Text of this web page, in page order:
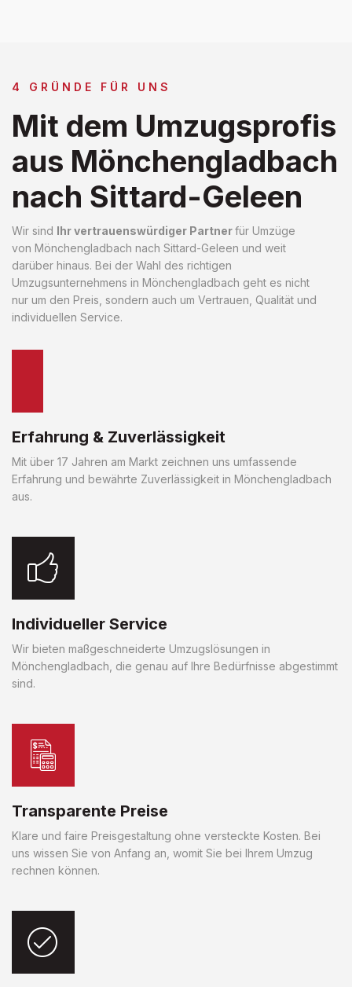
4 GRÜNDE FÜR UNS
Mit dem Umzugsprofis
aus Mönchengladbach
nach Sittard-Geleen
Wir sind Ihr vertrauenswürdiger Partnerfür Umzüge
von Mönchengladbach nach Sittard-Geleen und weit
darüber hinaus. Bei der Wahl des richtigen
Umzugsunternehmens in Mönchengladbach geht es nicht
nur um den Preis, sondern auch um Vertrauen, Qualität und
individuellen Service.
Erfahrung & Zuverlässigkeit
Mit über 17 Jahren am Markt zeichnen uns umfassende
Erfahrung und bewährte Zuverlässigkeit in Mönchengladbach
aus.
Individueller Service
Wir bieten maßgeschneiderte Umzugslösungen in
Mönchengladbach, die genau auf Ihre Bedürfnisse abgestimmt
sind.
Transparente Preise
Klare und faire Preisgestaltung ohne versteckte Kosten. Bei
uns wissen Sie von Anfang an, womit Sie bei Ihrem Umzug
rechnen können.